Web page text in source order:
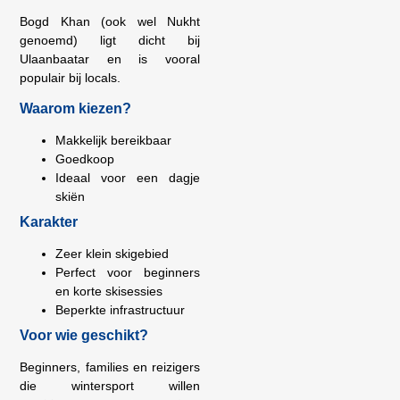
Bogd Khan (ook wel Nukht
genoemd) ligt dicht bij
Ulaanbaatar en is vooral
populair bij locals.
Waarom kiezen?
Makkelijk bereikbaar
Goedkoop
Ideaal voor een dagje
skiën
Karakter
Zeer klein skigebied
Perfect voor beginners
en korte skisessies
Beperkte infrastructuur
Voor wie geschikt?
Beginners, families en reizigers
die wintersport willen